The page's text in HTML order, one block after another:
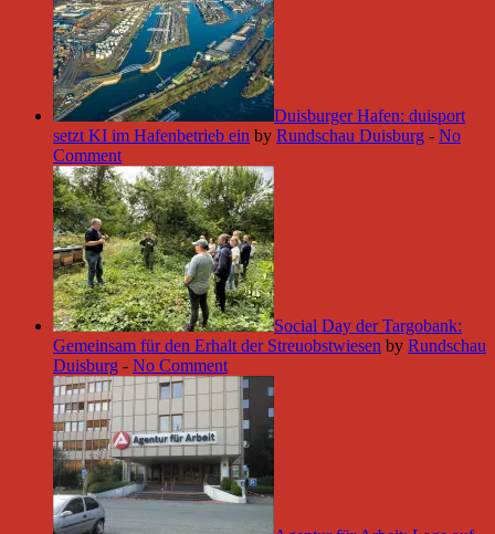
Duisburger Hafen: duisport
setzt KI im Hafenbetrieb ein by Rundschau Duisburg - No
Comment
Social Day der Targobank:
Gemeinsam für den Erhalt der Streuobstwiesen by Rundschau
Duisburg - No Comment